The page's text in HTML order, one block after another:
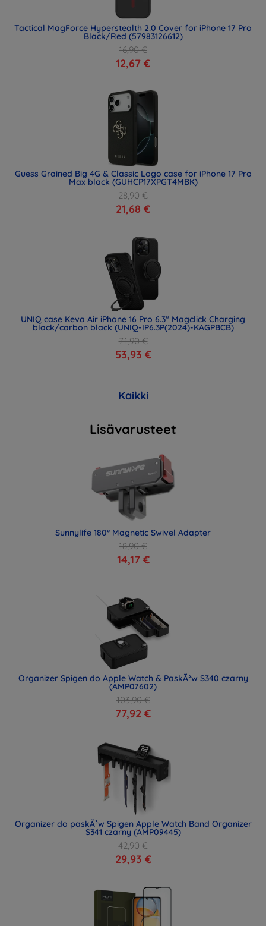
Tactical MagForce Hyperstealth 2.0 Cover for iPhone 17 Pro
Black/Red (57983126612)
16,90 €
12,67 €
Guess Grained Big 4G & Classic Logo case for iPhone 17 Pro
Max black (GUHCP17XPGT4MBK)
28,90 €
21,68 €
UNIQ case Keva Air iPhone 16 Pro 6.3" Magclick Charging
black/carbon black (UNIQ-IP6.3P(2024)-KAGPBCB)
71,90 €
53,93 €
Kaikki
Lisävarusteet
Sunnylife 180° Magnetic Swivel Adapter
18,90 €
14,17 €
Organizer Spigen do Apple Watch & PaskÃ³w S340 czarny
(AMP07602)
103,90 €
77,92 €
Organizer do paskÃ³w Spigen Apple Watch Band Organizer
S341 czarny (AMP09445)
42,90 €
29,93 €